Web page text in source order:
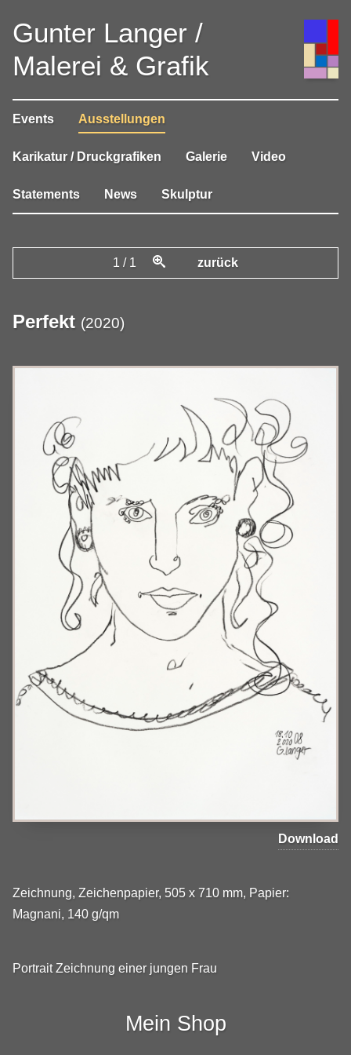
Gunter Langer /
Malerei & Grafik
Events Ausstellungen
Karikatur / Druckgrafiken Galerie Video
Statements News Skulptur
1 / 1 zurück
Perfekt (2020)
Download
Zeichnung, Zeichenpapier, 505 x 710 mm, Papier:
Magnani, 140 g/qm
Portrait Zeichnung einer jungen Frau
Mein Shop